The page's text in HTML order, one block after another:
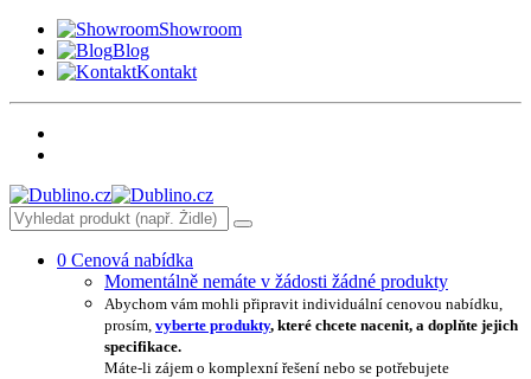
Showroom
Blog
Kontakt
0 Cenová nabídka
Momentálně nemáte v žádosti žádné produkty
Abychom vám mohli připravit individuální cenovou nabídku,
prosím, vyberte produkty, které chcete nacenit, a doplňte jejich
specifikace.
Máte-li zájem o komplexní řešení nebo se potřebujete